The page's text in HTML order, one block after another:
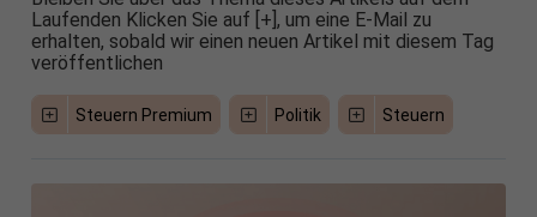
Laufenden Klicken Sie auf [+], um eine E-Mail zu
erhalten, sobald wir einen neuen Artikel mit diesem Tag
veröffentlichen
Steuern Premium Politik Steuern